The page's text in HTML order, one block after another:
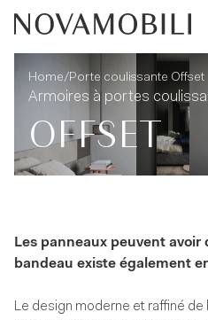
Porte coulissante Offset
Home/Porte coulissante Offset
Armoires à portes
OFFSET
Les panneaux peuvent
bandeau existe également
Le design moderne et raffiné de